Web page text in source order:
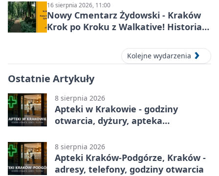
16 sierpnia 2026, 11:00
Nowy Cmentarz Żydowski - Kraków
Krok po Kroku z Walkative! Historia
Kolejne wydarzenia
Ostatnie Artykuły
8 sierpnia 2026
Apteki w Krakowie - godziny
otwarcia, dyżury, apteka
8 sierpnia 2026
Apteki Kraków-Podgórze, Kraków -
adresy, telefony, godziny otwarcia